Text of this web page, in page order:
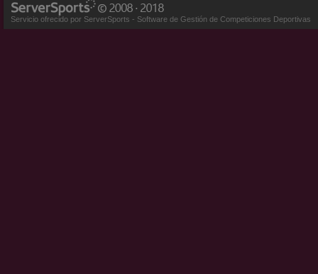
Servicio ofrecido por ServerSports - Software de Gestión de Competiciones Deportivas